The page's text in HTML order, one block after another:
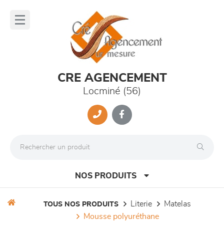
CRE AGENCEMENT
Locminé (56)
NOS PRODUITS
TOUS NOS PRODUITS literie
matelas
mousse polyuréthane